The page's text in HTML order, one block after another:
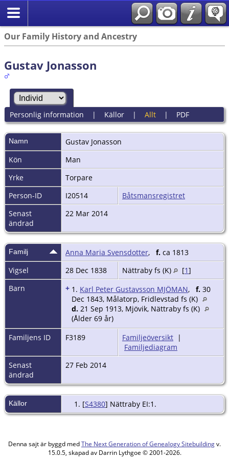
Our Family History and Ancestry
Gustav Jonasson
Personlig information | Källor| Allt| PDF
Namn Gustav Jonasson
Kön
Man
Yrke
Torpare
Person-ID
I20514
Båtsmansregistret
Senast
ändrad
22 Mar 2014
Familj Anna Maria Svensdotter, f. ca 1813
Vigsel
28 Dec 1838 Nättraby fs (K) [1]
Barn
+ 1. Karl Peter Gustavsson MJÖMAN, f. 30
Dec 1843, Målatorp, Fridlevstad fs (K)
d. 21 Sep 1913, Mjövik, Nättraby fs (K)
(Ålder 69 år)
Familjens ID
F3189 Familjeöversikt |
Familjediagram
Senast
ändrad
27 Feb 2014
Källor [S4380] Nättraby EI:1.
Denna sajt är byggd medThe Next Generation of Genealogy Sitebuildingv.
15.0.5, skapad av Darrin Lythgoe © 2001-2026.